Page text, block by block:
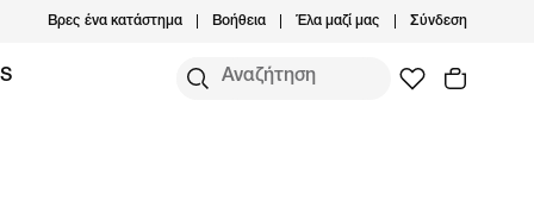
Βρες ένα κατάστημα Βοήθεια Έλα μαζί μας Σύνδεση